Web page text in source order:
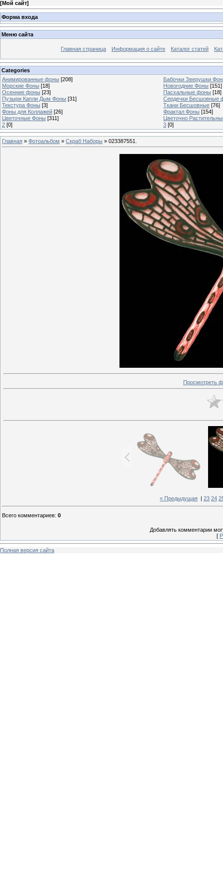
[Мой сайт]
Форма входа
Меню сайта
Главная страница Информация о сайте Каталог статей
Categories
Анимированные фоны [208]
Бабочки Зверушки
Морские Фоны [18] Новогодние Фоны [151]
Осенние фоны [23] Пасхальные фоны [18]
Пузыри Капли Дым Фоны [31]
Сердечки Бесшовные
Текстура Фоны [3] Ткани Бесшовные [76]
Фоны для Коллажей [26] Фрактал Фоны [154]
Цветочные Фоны [311]
Цветочно
2 [0] 3 [0]
Главная » Фотоальбом » Скраб Наборы » 023387551.
Просмотреть
« Предыдущая 23 24
Всего комментариев: 0
Добавлять комментарии
[
Полная версия сайта